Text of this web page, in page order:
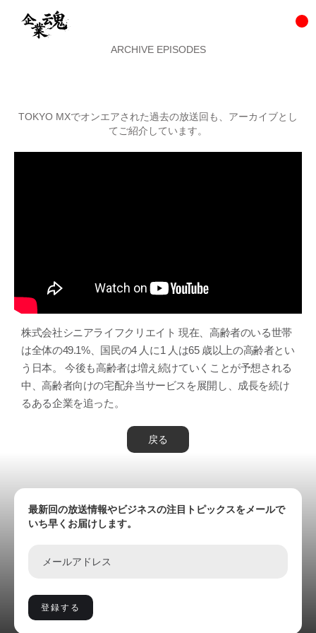
ARCHIVE EPISODES
TOKYO MXでオンエアされた過去の放送回も、アーカイブとし
てご紹介しています。
株式会社シニアライフクリエイト 現在、高齢者のいる世帯
は全体の49.1%、国民の4 人に1 人は65 歳以上の高齢者とい
う日本。 今後も高齢者は増え続けていくことが予想される
中、高齢者向けの宅配弁当サービスを展開し、成長を続け
るある企業を追った。
戻る
最新回の放送情報やビジネスの注目トピックスをメールで
いち早くお届けします。